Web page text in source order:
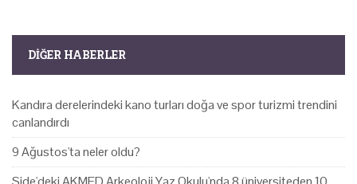
DIĞER HABERLER
Kandıra derelerindeki kano turları doğa ve spor turizmi trendini
canlandırdı
9 Ağustos'ta neler oldu?